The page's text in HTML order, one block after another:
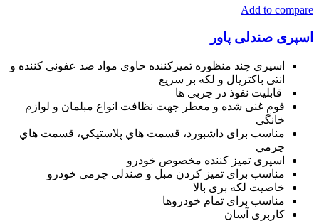
Add to compare
اسپری صندلی پاور
اسپری چند منظوره تمیزکننده حاوی مواد ضد عفونی کننده و
انتی باکتریال و لکه بر سریع
قابلیت نفوذ در چربی ها
فوم غنی شده و معطر جهت نظافت انواع مبلمان و لوازم
خانگی
مناسب برای داشبورد، قسمت هاي پلاستيکي، قسمت‌ هاي
چرمي
اسپری تمیز کننده مخصوص خودرو
مناسب برای تمیز کردن مبل و صندلی چرمی خودرو
خاصیت لکه بری بالا
مناسب برای تمام خودروها
کاربری آسان